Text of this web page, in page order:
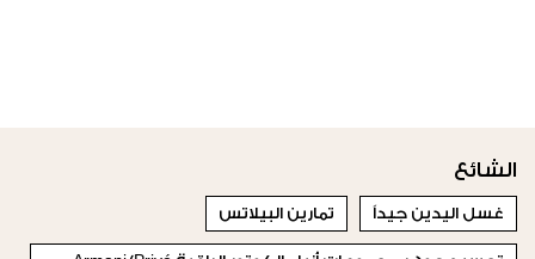
الشائع
غسل اليدين جيداً تمارين البيلاتس